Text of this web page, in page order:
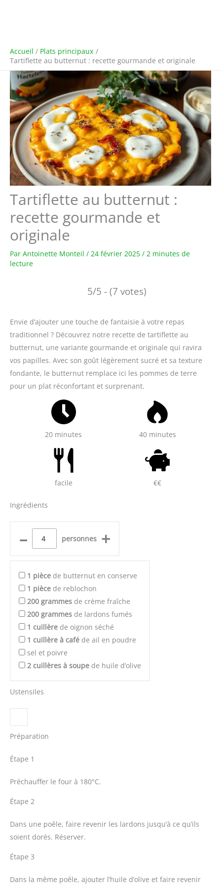
Accueil
Plats principaux
Tartiflette au butternut : recette gourmande et originale
Tartiflette au butternut :
recette gourmande et
originale
Par Antoinette Monteil / 24 février 2025 / 2 minutes de
lecture
5/5 - (7 votes)
Envie d’ajouter une touche de fantaisie à votre repas
traditionnel ? Découvrez notre recette de tartiflette au
butternut, une variante gourmande et originale qui ravira
vos papilles. Avec son goût légèrement sucré et sa texture
fondante, le butternut remplace ici les pommes de terre
pour un plat réconfortant et surprenant.
20 minutes 40 minutes
facile €€
Ingrédients
– personnes +
1 pièce de butternut en conserve
1 pièce de reblochon
200 grammes de crème fraîche
200 grammes de lardons fumés
1 cuillère de oignon séché
1 cuillère à café de ail en poudre
sel et poivre
2 cuillères à soupe de huile d’olive
Ustensiles
Préparation
Étape 1
Préchauffer le four à 180°C.
Étape 2
Dans une poêle, faire revenir les lardons jusqu’à ce qu’ils
soient dorés. Réserver.
Étape 3
Dans la même poêle, ajouter l’huile d’olive et faire revenir